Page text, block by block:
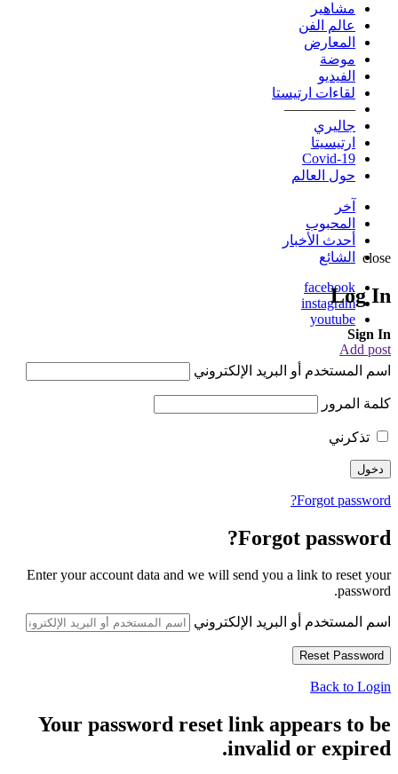
مشاهير
عالم الفن
المعارض
موضة
الفيديو
لقاءات ارتيستا
—————
جاليري
ارتيسيتا
Covid-19
حول العالم
آخر
المحبوب
أحدث الأخبار
الشائع
facebook
instagram
youtube
Add post
close
Log In
Sign In
اسم المستخدم أو البريد الإلكتروني
كلمة المرور
تذكرني
Forgot password?
Forgot password?
Enter your account data and we will send you a link to reset your
password.
اسم المستخدم أو البريد الإلكتروني
Back to Login
Your password reset link appears to be
invalid or expired.